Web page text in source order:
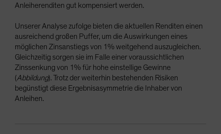
Anleiherenditen gut kompensiert werden.
Unserer Analyse zufolge bieten die aktuellen Renditen einen
ausreichend großen Puffer, um die Auswirkungen eines
möglichen Zinsanstiegs von 1% weitgehend auszugleichen.
Gleichzeitig sorgen sie im Falle einer voraussichtlichen
Zinssenkung von 1% für hohe einstellige Gewinne
(Abbildung). Trotz der weiterhin bestehenden Risiken
begünstigt diese Ergebnisasymmetrie die Inhaber von
Anleihen.